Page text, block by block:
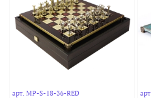
арт.MP-S-18-36-RED арт.